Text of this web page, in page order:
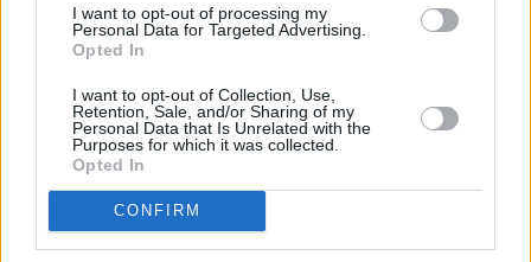
I want to opt-out of processing my
Personal Data for Targeted Advertising.
Opted In
I want to opt-out of Collection, Use,
Retention, Sale, and/or Sharing of my
Personal Data that Is Unrelated with the
Purposes for which it was collected.
Opted In
CONFIRM